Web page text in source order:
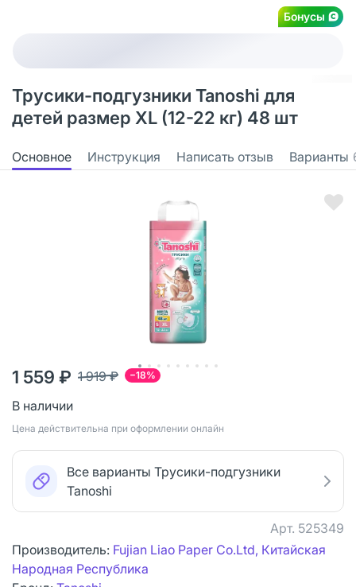
Бонусы
Трусики-подгузники Tanoshi для
детей размер XL (12-22 кг) 48 шт
Основное Инструкция Написать отзыв Варианты
−18%
1 919 ₽
1 559 ₽
В наличии
Цена действительна при оформлении онлайн
Все варианты Трусики-подгузники
Tanoshi
Арт. 525349
Производитель: Fujian Liao Paper Co.Ltd, Китайская
Народная Республика